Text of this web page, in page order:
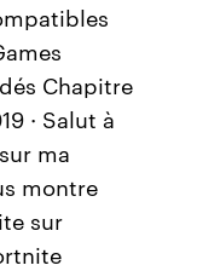
Chapitre
· Salut à
ma
montre
sur